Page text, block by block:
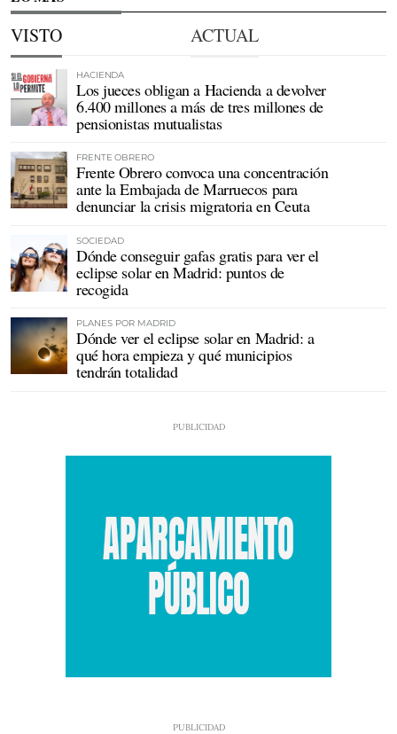
VISTO ACTUAL
HACIENDA
Los jueces obligan a Hacienda a devolver
6.400 millones a más de tres millones de
pensionistas mutualistas
FRENTE OBRERO
Frente Obrero convoca una concentración
ante la Embajada de Marruecos para
denunciar la crisis migratoria en Ceuta
SOCIEDAD
Dónde conseguir gafas gratis para ver el
eclipse solar en Madrid: puntos de
recogida
PLANES POR MADRID
Dónde ver el eclipse solar en Madrid: a
qué hora empieza y qué municipios
tendrán totalidad